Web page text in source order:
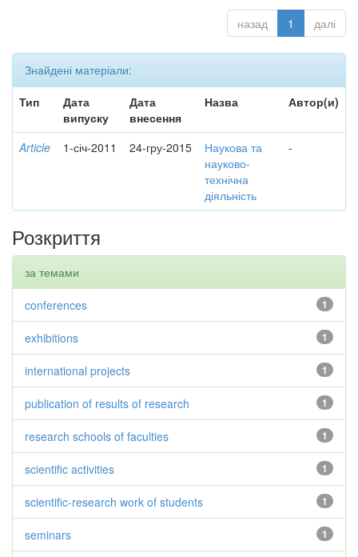
назад 1 далі
Знайдені матеріали:
Тип
Дата
випуску
Дата
внесення
Назва Автор(и)
Article 1-січ-2011 24-гру-2015
Наукова та
науково-
технічна
діяльність
-
Розкриття
за темами
1
conferences
1
exhibitions
1
international projects
1
publication of results of research
1
research schools of faculties
1
scientific activities
1
scientific-research work of students
1
seminars